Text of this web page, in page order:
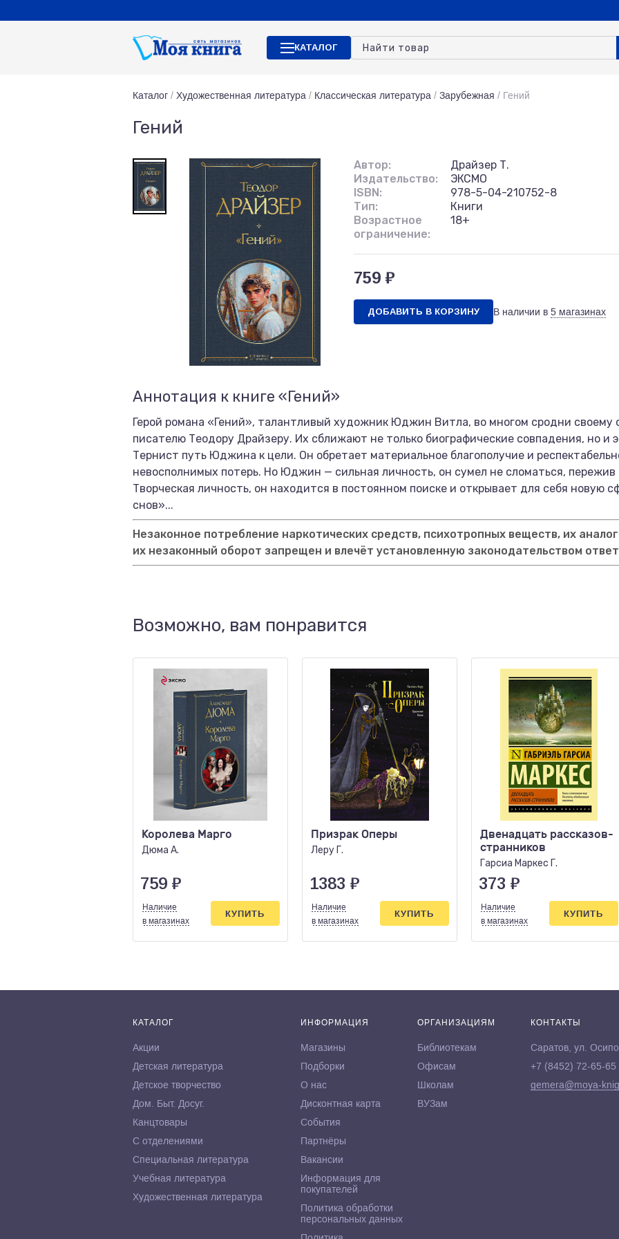
КАТАЛОГ
Каталог / Художественная литература / Классическая литература / Зарубежная / Гений
Гений
Автор:
Драйзер Т.
Издательство:
ЭКСМО
ISBN:
978-5-04-210752-8
Тип:
Книги
Возрастное
ограничение:
18+
759 ₽
ДОБАВИТЬ В КОРЗИНУ В наличии в 5 магазинах
Аннотация к книге «Гений»
Герой романа «Гений», талантливый художник Юджин Витла, во многом сродни своему
писателю Теодору Драйзеру. Их сближают не только биографические совпадения, но и
Тернист путь Юджина к цели. Он обретает материальное благополучие и
невосполнимых потерь. Но Юджин — сильная личность, он сумел не сломаться,
Творческая личность, он находится в постоянном поиске и открывает для себя новую
снов»...
Незаконное потребление наркотических средств, психотропных веществ, их
их незаконный оборот запрещен и влечёт установленную законодательством
Возможно, вам понравится
Королева Марго
Дюма А.
759 ₽
Наличие
в магазинах
КУПИТЬ
Призрак Оперы
Леру Г.
1383 ₽
Наличие
в магазинах
КУПИТЬ
Двенадцать рассказов-
странников
Гарсиа Маркес Г.
373 ₽
Наличие
в магазинах
КУПИТЬ
КАТАЛОГ
Акции
Детская литература
Детское творчество
Дом. Быт. Досуг.
Канцтовары
С отделениями
Специальная литература
Учебная литература
Художественная литература
ИНФОРМАЦИЯ
Магазины
Подборки
О нас
Дисконтная карта
События
Партнёры
Вакансии
Информация для
покупателей
Политика обработки
персональных данных
ОРГАНИЗАЦИЯМ
Библиотекам
Офисам
Школам
ВУЗам
КОНТАКТЫ
Саратов, ул.
+7 (8452) 72-65-65
gemera@moya-